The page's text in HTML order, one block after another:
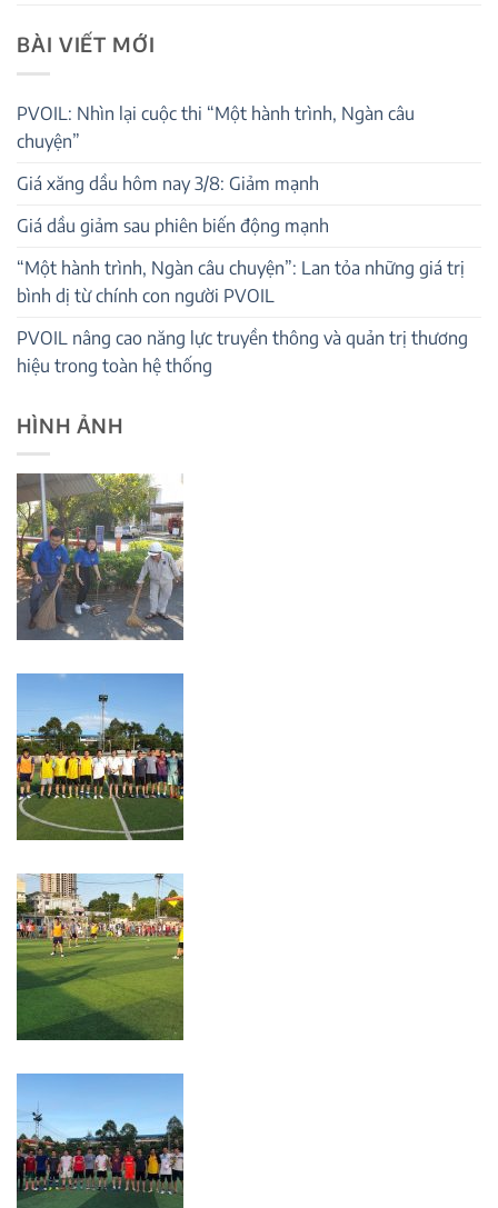
BÀI VIẾT MỚI
PVOIL: Nhìn lại cuộc thi “Một hành trình, Ngàn câu
chuyện”
Giá xăng dầu hôm nay 3/8: Giảm mạnh
Giá dầu giảm sau phiên biến động mạnh
“Một hành trình, Ngàn câu chuyện”: Lan tỏa những giá trị
bình dị từ chính con người PVOIL
PVOIL nâng cao năng lực truyền thông và quản trị thương
hiệu trong toàn hệ thống
HÌNH ẢNH